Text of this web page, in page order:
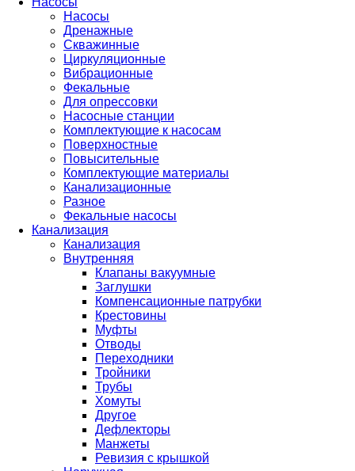
Насосы
Дренажные
Скважинные
Циркуляционные
Вибрационные
Фекальные
Для опрессовки
Насосные станции
Комплектующие к насосам
Поверхностные
Повысительные
Комплектующие материалы
Канализационные
Разное
Фекальные насосы
Канализация
Канализация
Внутренняя
Клапаны вакуумные
Заглушки
Компенсационные патрубки
Крестовины
Муфты
Отводы
Переходники
Тройники
Трубы
Хомуты
Другое
Дефлекторы
Манжеты
Ревизия с крышкой